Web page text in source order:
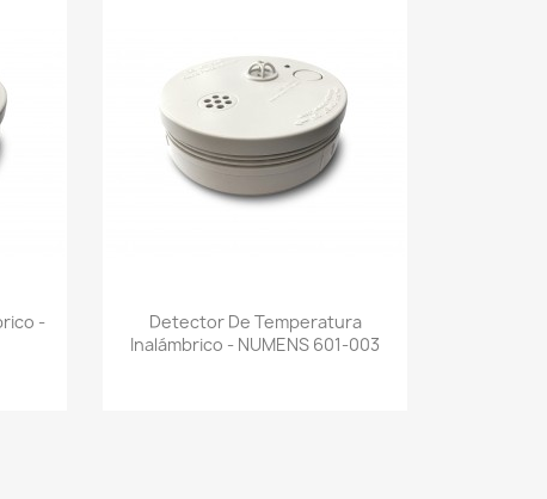
-
Vista rápida
Detector De Temperatura
Inalámbrico - NUMENS 601-003